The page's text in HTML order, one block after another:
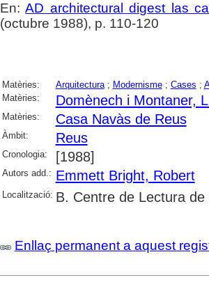
En:AD architectural digest las
(octubre 1988), p. 110-120
Matèries: Arquitectura; Modernisme; Cases ;
Matèries:
Domènech i Montaner,
Matèries: Casa Navàs de Reus
Àmbit: Reus
Cronologia: [1988]
Autors add.: Emmett Bright, Robert
Localització: B. Centre de Lectura de
Enllaç permanent a aquest